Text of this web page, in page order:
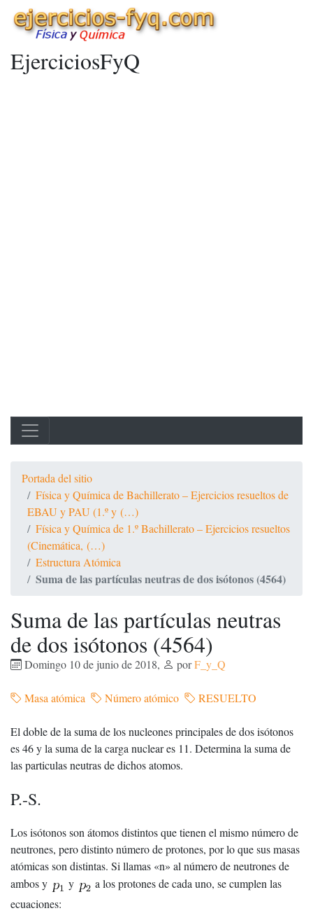
EjerciciosFyQ
Portada del sitio
Física y Química de Bachillerato – Ejercicios resueltos de
EBAU y PAU (1.º y (…)
Física y Química de 1.º Bachillerato – Ejercicios resueltos
(Cinemática, (…)
Estructura Atómica
Suma de las partículas neutras de dos isótonos (4564)
Suma de las partículas neutras
de dos isótonos (4564)
Domingo 10 de junio de 2018, porF_y_Q
Masa atómica Número atómico RESUELTO
El doble de la suma de los nucleones principales de dos isótonos
es 46 y la suma de la carga nuclear es 11. Determina la suma de
las particulas neutras de dichos atomos.
P.-S.
Los isótonos son átomos distintos que tienen el mismo número de
neutrones, pero distinto número de protones, por lo que sus masas
atómicas son distintas. Si llamas «n» al número de neutrones de
ambos y
y
a los protones de cada uno, se cumplen las
ecuaciones: